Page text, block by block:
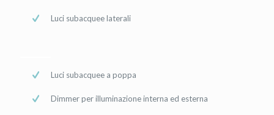
Luci subacquee laterali
Luci subacquee a poppa
Dimmer per illuminazione interna ed esterna